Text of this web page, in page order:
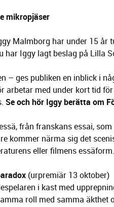
mikropjäser
Malmborg har under 15
har Iggy lagt beslag på Lilla
– ges publiken en inblick i
arbetar med under kort tid
Se och hör Iggy berätta om
från franskans essai,
kommer närma sig det
eller filmens essäform.
(urpremiär 13 oktober)
i kast med
roll med samma äkthet